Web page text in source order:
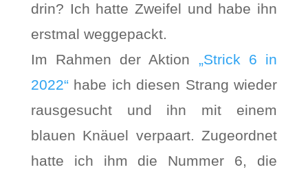
drin? Ich hatte Zweifel und habe ihn
erstmal weggepackt.
Im Rahmen der Aktion „Strick 6 in
2022“habe ich diesen Strang wieder
rausgesucht und ihn mit einem
blauen Knäuel verpaart. Zugeordnet
hatte ich ihm die Nummer 6, die